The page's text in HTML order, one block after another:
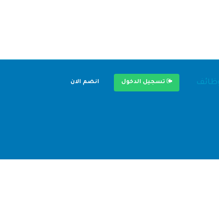
تسجيل الدخول انضم الان